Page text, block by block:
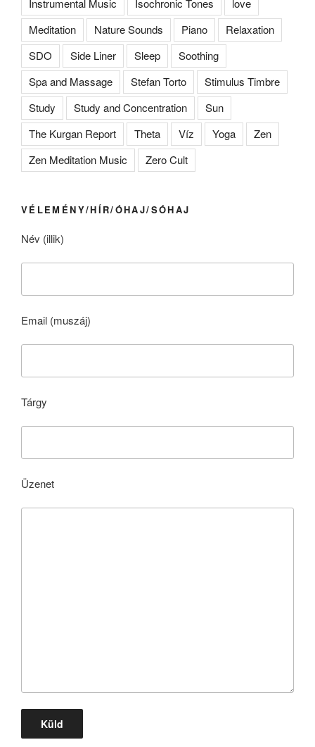
Instrumental Music Isochronic Tones
love
Meditation
Nature Sounds Piano
Relaxation
SDO
Side Liner Sleep
Soothing
Spa and Massage
Stefan Torto
Stimulus Timbre
Study
Study and Concentration
Sun
The Kurgan Report
Theta Víz Yoga
Zen
Zen Meditation Music
Zero Cult
VÉLEMÉNY/HÍR/ÓHAJ/SÓHAJ
Név (illik)
Email (muszáj)
Tárgy
Üzenet